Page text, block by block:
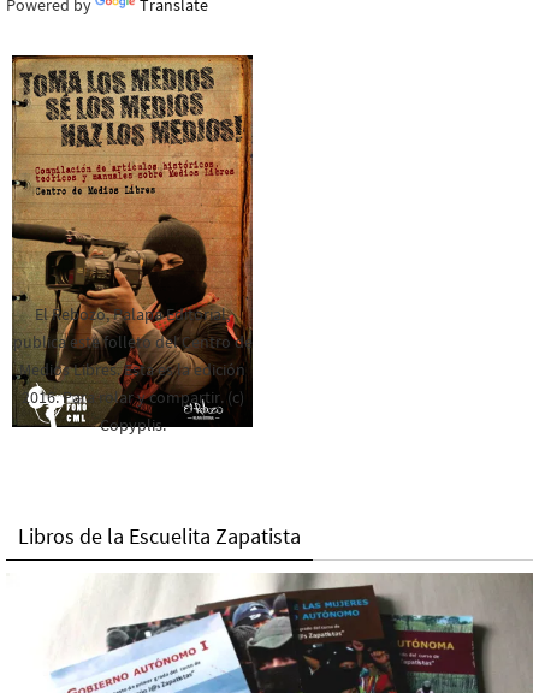
Powered by Translate
El Rebozo, Palapa Editorial,
publica este folleto del Centro de
Medios Libres. Esta es la edición
2016. Para rolar y compartir. (c)
Copyplis.
Libros de la Escuelita Zapatista